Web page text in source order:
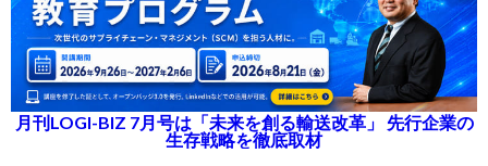
月刊LOGI-BIZ 7月号は「未来を創る輸送改革」 先行企業の
生存戦略を徹底取材